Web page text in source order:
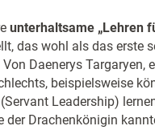
unterhaltsame „Lehren
das wohl als das erste
Daenerys Targaryen,
beispielsweise
Leadership)
Drachenkönigin